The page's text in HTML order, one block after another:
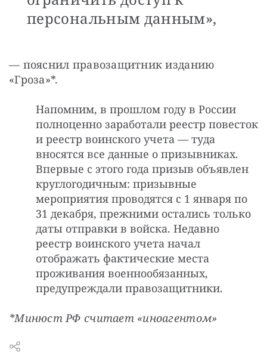
персональным данным»,
— пояснил правозащитник изданию
«Гроза»*.
Напомним, в прошлом году в России
полноценно заработали реестр повесток
и реестр воинского учета — туда
вносятся все данные о призывниках.
Впервые с этого года призыв объявлен
круглогодичным: призывные
мероприятия проводятся с 1 января по
31 декабря, прежними остались только
даты отправки в войска. Недавно
реестр воинского учета начал
отображать фактические места
проживания военнообязанных,
предупреждали правозащитники.
*Минюст РФ считает «иноагентом»